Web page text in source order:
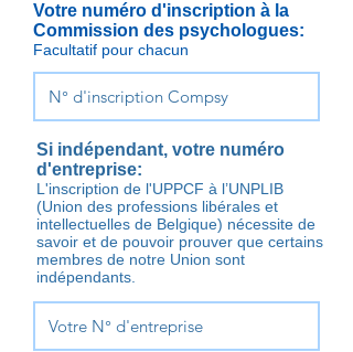
Votre numéro d'inscription à la
Commission des psychologues:
Facultatif pour chacun
Si indépendant, votre numéro
d'entreprise:
L'inscription de l'UPPCF à l’UNPLIB
(Union des professions libérales et
intellectuelles de Belgique) nécessite de
savoir et de pouvoir prouver que certains
membres de notre Union sont
indépendants.